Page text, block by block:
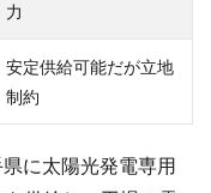
力
安定供給可能だが立地
制約
に太陽光発電専用